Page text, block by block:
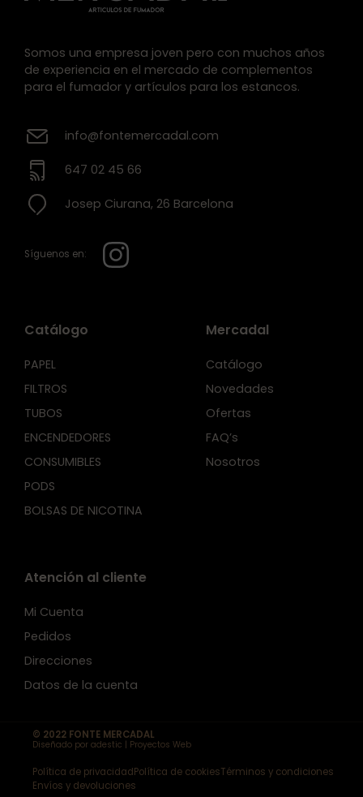
Somos una empresa joven pero con muchos años
de experiencia en el mercado de complementos
para el fumador y artículos para los estancos.
info@fontemercadal.com
647 02 45 66
Josep Ciurana, 26 Barcelona
Síguenos en:
Catálogo
PAPEL
FILTROS
TUBOS
ENCENDEDORES
CONSUMIBLES
PODS
BOLSAS DE NICOTINA
Mercadal
Catálogo
Novedades
Ofertas
FAQ’s
Nosotros
Atención al cliente
Mi Cuenta
Pedidos
Direcciones
Datos de la cuenta
© 2022 FONTE MERCADAL
Diseñado por adestic | Proyectos Web
Política de privacidadPolítica de cookiesTérminos y condiciones
Envíos y devoluciones